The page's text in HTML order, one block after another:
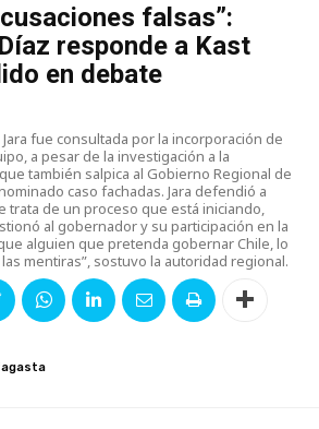
falsas”:
responde a Kast
en debate
fue consultada por la incorporación de
a pesar de la investigación a la
también salpica al Gobierno Regional de
caso fachadas. Jara defendió a
trata de un proceso que está iniciando,
al gobernador y su participación en la
alguien que pretenda gobernar Chile, lo
mentiras”, sostuvo la autoridad regional.